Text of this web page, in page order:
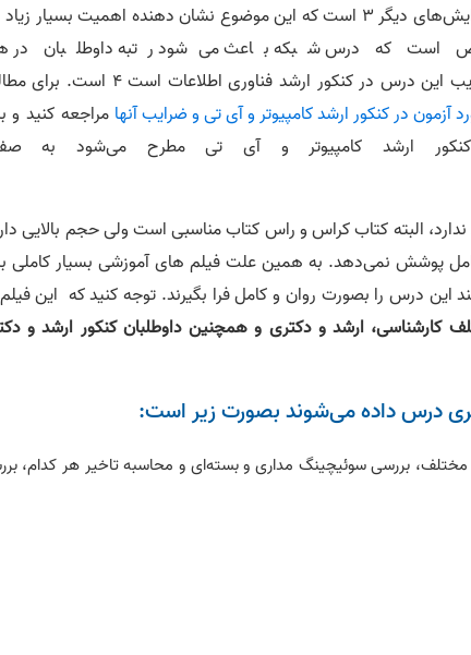
ارشد کامپیوتر در گرایش شبکه و رایانش 4 و در تمامی گرایش‌های دیگر 3 است که این موضوع نشان دهنده اهمیت بسیار
است که درس شبکه باعث می‌شود رتبه داوطلبان در
بهتر شود. همین طور ضریب این درس در کنکور ارشد فناوری اطلاعات است
آزمون در کنکور ارشد کامپیوتر و آی تی و ضرایب آنها مراجعه کنید و
ارشد کامپیوتر و آی تی مطرح می‌شود به
البته کتاب کراس و راس کتاب مناسبی است ولی حجم بالایی
پوشش نمی‌دهد. به همین علت فیلم های آموزشی بسیار کاملی
این درس را بصورت روان و کامل فرا بگیرند. توجه کنید که این
کارشناسی، ارشد و دکتری و همچنین داوطلبان کنکور ارشد و
درس داده می‌شوند بصورت زیر است:
مختلف، بررسی سوئیچینگ مداری و بسته‌ای و محاسبه تاخیر هر کدام،